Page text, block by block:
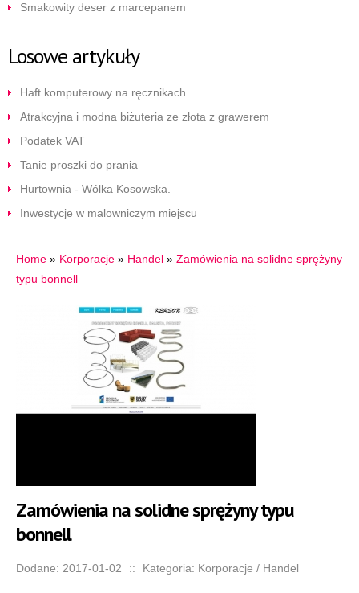
Smakowity deser z marcepanem
Losowe artykuły
Haft komputerowy na ręcznikach
Atrakcyjna i modna biżuteria ze złota z grawerem
Podatek VAT
Tanie proszki do prania
Hurtownia - Wólka Kosowska.
Inwestycje w malowniczym miejscu
Home » Korporacje » Handel » Zamówienia na solidne sprężyny
typu bonnell
Zamówienia na solidne sprężyny typu
bonnell
Dodane: 2017-01-02 :: Kategoria: Korporacje / Handel